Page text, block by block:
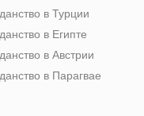
в Турции
в Египте
в Австрии
в Парагвае